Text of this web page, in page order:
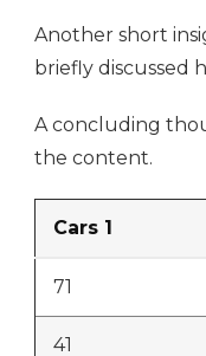
Another short
briefly discussed
A concluding
the content.
Cars 1
71
41